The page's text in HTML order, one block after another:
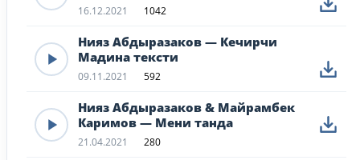
16.12.2021 1042
Нияз Абдыразаков — Кечирчи
Мадина тексти
09.11.2021 592
Нияз Абдыразаков & Майрамбек
Каримов — Мени танда
21.04.2021 280